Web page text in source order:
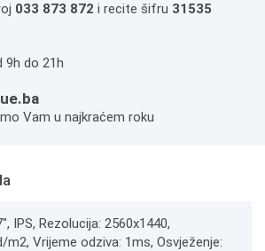
033 873 872 i recite šifru 31535
9h do 21h
Vam u najkraćem roku
IPS, Rezolucija: 2560x1440,
m2, Vrijeme odziva: 1ms, Osvježenje: